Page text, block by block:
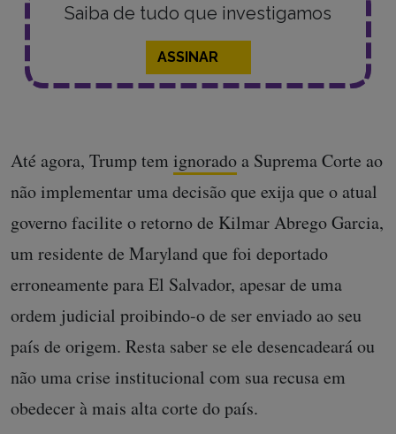
Saiba de tudo que investigamos
ASSINAR
Até agora, Trump tem ignorado a Suprema Corte ao
não implementar uma decisão que exija que o atual
governo facilite o retorno de Kilmar Abrego Garcia,
um residente de Maryland que foi deportado
erroneamente para El Salvador, apesar de uma
ordem judicial proibindo-o de ser enviado ao seu
país de origem. Resta saber se ele desencadeará ou
não uma crise institucional com sua recusa em
obedecer à mais alta corte do país.